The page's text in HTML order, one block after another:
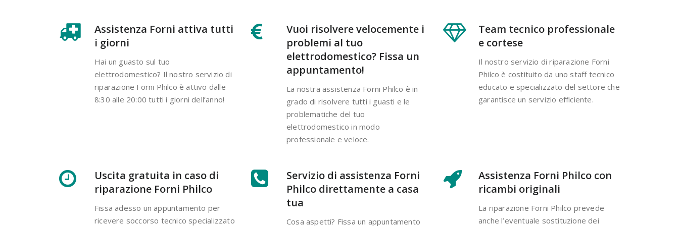
Assistenza Forni attiva tutti
i giorni
Hai un guasto sul tuo
elettrodomestico? Il nostro servizio di
riparazione Forni Philco è attivo dalle
8:30 alle 20:00 tutti i giorni dell’anno!
Vuoi risolvere velocemente i
problemi al tuo
elettrodomestico? Fissa un
appuntamento!
La nostra assistenza Forni Philco è in
grado di risolvere tutti i guasti e le
problematiche del tuo
elettrodomestico in modo
professionale e veloce.
Team tecnico professionale
e cortese
Il nostro servizio di riparazione Forni
Philco è costituito da uno staff tecnico
educato e specializzato del settore che
garantisce un servizio efficiente.
Uscita gratuita in caso di
riparazione Forni Philco
Fissa adesso un appuntamento per
ricevere soccorso tecnico specializzato
Servizio di assistenza Forni
Philco direttamente a casa
tua
Cosa aspetti? Fissa un appuntamento
Assistenza Forni Philco con
ricambi originali
La riparazione Forni Philco prevede
anche l’eventuale sostituzione dei